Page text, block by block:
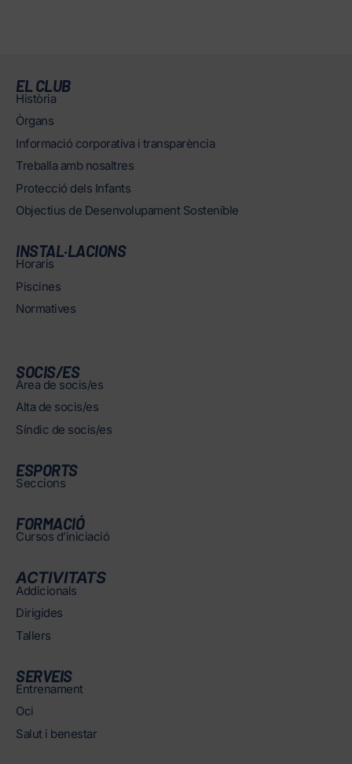
EL CLUB
Història
Òrgans
Informació corporativa i transparència
Treballa amb nosaltres
Protecció dels Infants
Objectius de Desenvolupament Sostenible
INSTAL·LACIONS
Horaris
Piscines
Normatives
SOCIS/ES
Àrea de socis/es
Alta de socis/es
Síndic de socis/es
ESPORTS
Seccions
FORMACIÓ
Cursos d’iniciació
ACTIVITATS
Addicionals
Dirigides
Tallers
SERVEIS
Entrenament
Oci
Salut i benestar